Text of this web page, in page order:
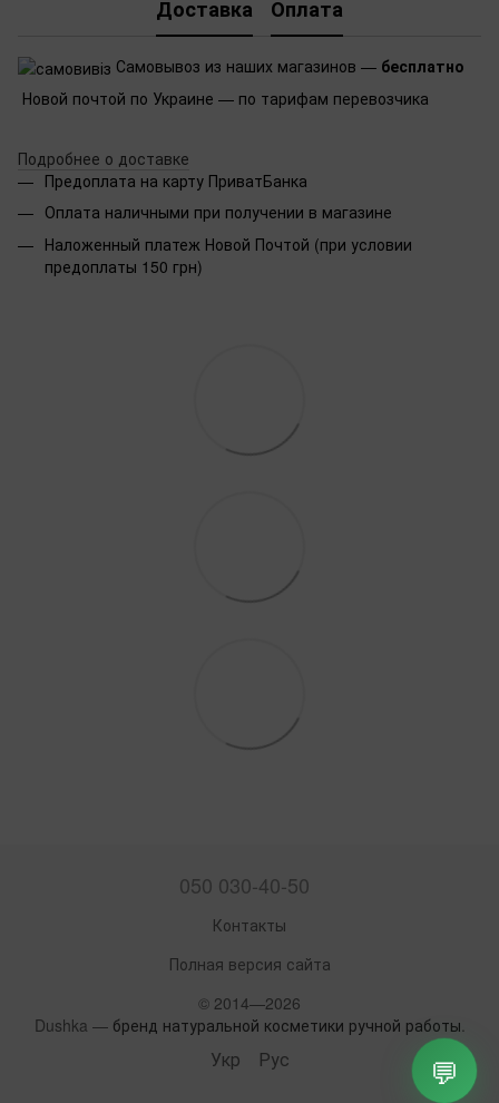
Доставка Оплата
Самовывоз из наших магазинов — бесплатно
Новой почтой по Украине — по тарифам перевозчика
Подробнее о доставке
Предоплата на карту ПриватБанка
Оплата наличными при получении в магазине
Наложенный платеж Новой Почтой (при условии
предоплаты 150 грн)
050 030-40-50
Контакты
Полная версия сайта
© 2014—2026
Dushka — бренд натуральной косметики ручной работы
Укр Рус 💬